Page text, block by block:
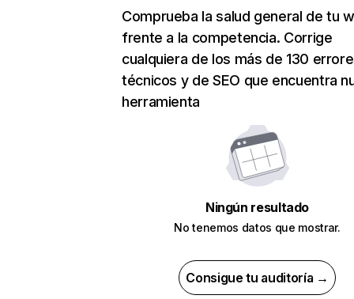
Comprueba la salud general de tu
frente a la competencia. Corrige
cualquiera de los más de 130
técnicos y de SEO que encuentra
herramienta
Ningún resultado
No tenemos datos que mostrar.
Consigue tu auditoría →